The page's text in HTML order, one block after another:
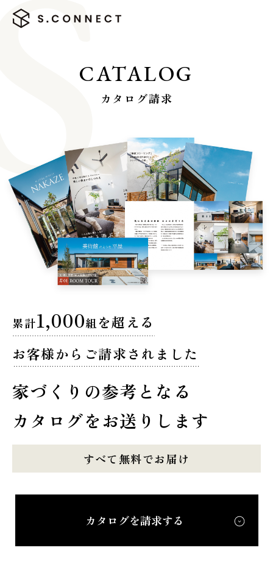
CATALOG
カタログ請求
累計1,000組 を超える
お客様からご請求されました
家づくりの参考となる
カタログをお送りします
すべて無料でお届け
カタログを請求する